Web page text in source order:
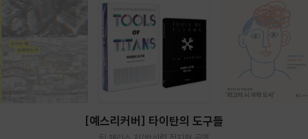
[예스리커버] 타이탄의 도구들